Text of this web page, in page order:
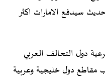
سيدفع الامارات اكثر
دول التحالف العربي
مقاطع دول خليجية وعربية